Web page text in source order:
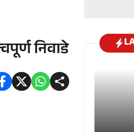
निवाडे